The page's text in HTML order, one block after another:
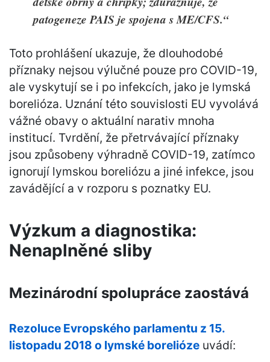
patogeneze PAIS je spojena s ME/CFS.“
Toto prohlášení ukazuje, že dlouhodobé
příznaky nejsou výlučné pouze pro COVID-19,
ale vyskytují se i po infekcích, jako je lymská
borelióza. Uznání této souvislosti EU vyvolává
vážné obavy o aktuální narativ mnoha
institucí. Tvrdění, že přetrvávající příznaky
jsou způsobeny výhradně COVID-19, zatímco
ignorují lymskou boreliózu a jiné infekce, jsou
zavádějící a v rozporu s poznatky EU.
Výzkum a diagnostika:
Nenaplněné sliby
Mezinárodní spolupráce zaostává
Rezoluce Evropského parlamentu z 15.
listopadu 2018 o lymské borelióze uvádí: